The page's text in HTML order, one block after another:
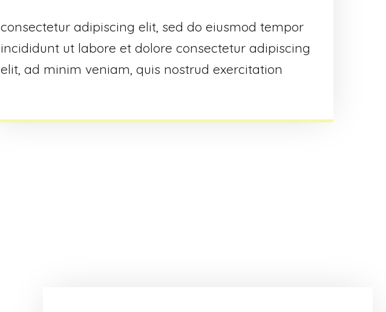
consectetur adipiscing elit, sed do eiusmod tempor
incididunt ut labore et dolore consectetur adipiscing
elit, ad minim veniam, quis nostrud exercitation